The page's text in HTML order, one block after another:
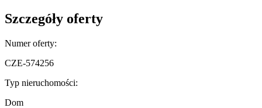
Szczegóły oferty
Numer oferty:
CZE-574256
Typ nieruchomości:
Dom